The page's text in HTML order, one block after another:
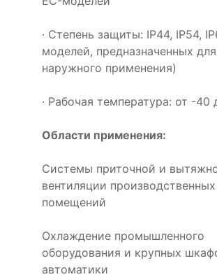
· Степень защиты: IP44, IP54,
моделей, предназначенных для
наружного применения)
· Рабочая температура: от -40
Области применения:
Системы приточной и
вентиляции производственных
помещений
Охлаждение промышленного
оборудования и крупных
автоматики